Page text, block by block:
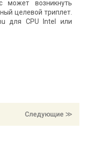
может возникнуть
целевой триплет.
для CPU Intel или
≪ Следующие